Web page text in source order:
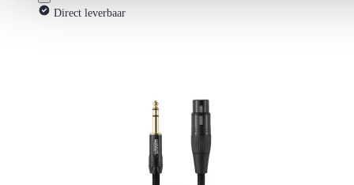
Direct leverbaar